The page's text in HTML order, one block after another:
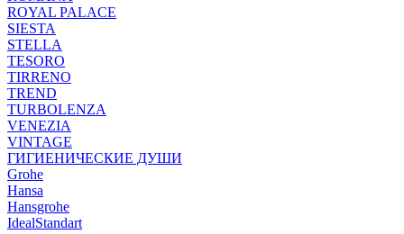
ROYAL PALACE
SIESTA
STELLA
TESORO
TIRRENO
TREND
TURBOLENZA
VENEZIA
VINTAGE
ГИГИЕНИЧЕСКИЕ ДУШИ
Grohe
Hansa
Hansgrohe
IdealStandart